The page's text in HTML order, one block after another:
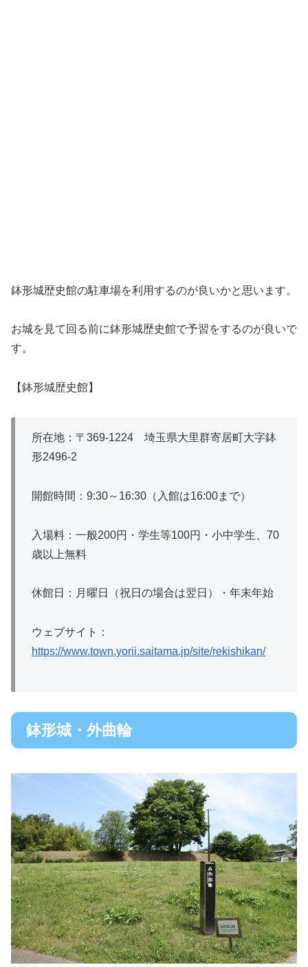
鉢形城歴史館の駐車場を利用するのが良いかと思います。
お城を見て回る前に鉢形城歴史館で予習をするのが良いで
す。
【鉢形城歴史館】
所在地：〒369-1224 埼玉県大里群寄居町大字鉢
形2496-2
開館時間：9:30～16:30（入館は16:00まで）
入場料：一般200円・学生等100円・小中学生、70
歳以上無料
休館日：月曜日（祝日の場合は翌日）・年末年始
ウェブサイト：
https://www.town.yorii.saitama.jp/site/rekishikan/
鉢形城・外曲輪